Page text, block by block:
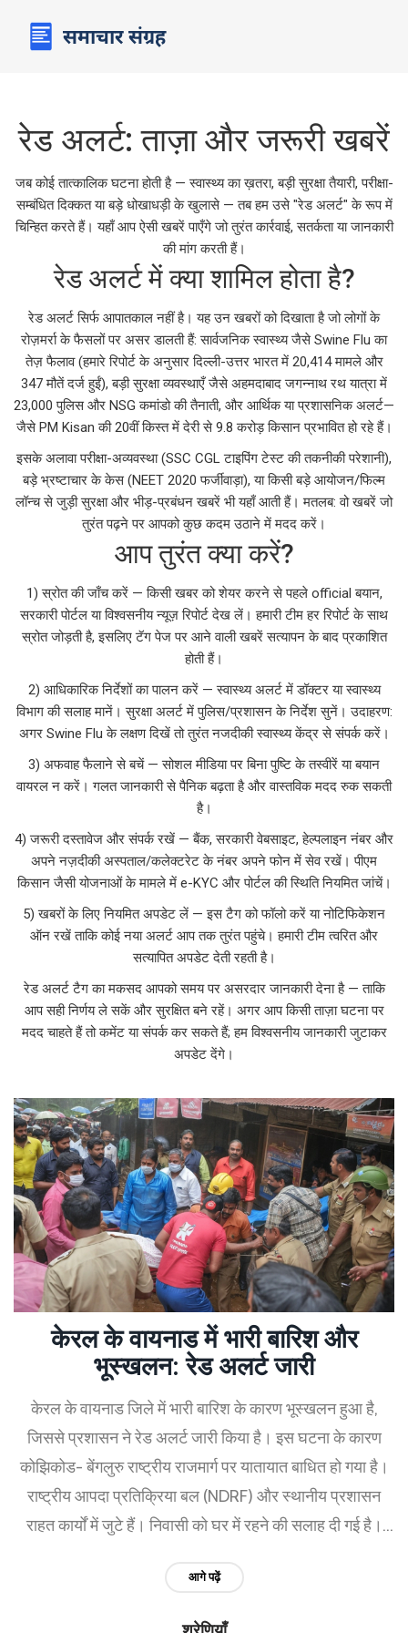
रेड अलर्ट: ताज़ा और जरूरी खबरें
जब कोई तात्कालिक घटना होती है — स्वास्थ्य का ख़तरा, बड़ी सुरक्षा तैयारी, परीक्षा-
सम्बंधित दिक्कत या बड़े धोखाधड़ी के खुलासे — तब हम उसे "रेड अलर्ट" के रूप में
चिन्हित करते हैं। यहाँ आप ऐसी खबरें पाएँगे जो तुरंत कार्रवाई, सतर्कता या जानकारी
की मांग करती हैं।
रेड अलर्ट में क्या शामिल होता है?
रेड अलर्ट सिर्फ आपातकाल नहीं है। यह उन खबरों को दिखाता है जो लोगों के
रोज़मर्रा के फैसलों पर असर डालती हैं: सार्वजनिक स्वास्थ्य जैसे Swine Flu का
तेज़ फैलाव (हमारे रिपोर्ट के अनुसार दिल्ली-उत्तर भारत में 20,414 मामले और
347 मौतें दर्ज हुईं), बड़ी सुरक्षा व्यवस्थाएँ जैसे अहमदाबाद जगन्नाथ रथ यात्रा में
23,000 पुलिस और NSG कमांडो की तैनाती, और आर्थिक या प्रशासनिक अलर्ट—
जैसे PM Kisan की 20वीं किस्त में देरी से 9.8 करोड़ किसान प्रभावित हो रहे हैं।
इसके अलावा परीक्षा-अव्यवस्था (SSC CGL टाइपिंग टेस्ट की तकनीकी परेशानी),
बड़े भ्रष्टाचार के केस (NEET 2020 फर्जीवाड़ा), या किसी बड़े आयोजन/फिल्म
लॉन्च से जुड़ी सुरक्षा और भीड़-प्रबंधन खबरें भी यहाँ आती हैं। मतलब: वो खबरें जो
तुरंत पढ़ने पर आपको कुछ कदम उठाने में मदद करें।
आप तुरंत क्या करें?
1) स्रोत की जाँच करें — किसी खबर को शेयर करने से पहले official बयान,
सरकारी पोर्टल या विश्वसनीय न्यूज़ रिपोर्ट देख लें। हमारी टीम हर रिपोर्ट के साथ
स्रोत जोड़ती है, इसलिए टॅग पेज पर आने वाली खबरें सत्यापन के बाद प्रकाशित
होती हैं।
2) आधिकारिक निर्देशों का पालन करें — स्वास्थ्य अलर्ट में डॉक्टर या स्वास्थ्य
विभाग की सलाह मानें। सुरक्षा अलर्ट में पुलिस/प्रशासन के निर्देश सुनें। उदाहरण:
अगर Swine Flu के लक्षण दिखें तो तुरंत नजदीकी स्वास्थ्य केंद्र से संपर्क करें।
3) अफवाह फैलाने से बचें — सोशल मीडिया पर बिना पुष्टि के तस्वीरें या बयान
वायरल न करें। गलत जानकारी से पैनिक बढ़ता है और वास्तविक मदद रुक सकती
है।
4) जरूरी दस्तावेज और संपर्क रखें — बैंक, सरकारी वेबसाइट, हेल्पलाइन नंबर और
अपने नज़दीकी अस्पताल/कलेक्टरेट के नंबर अपने फोन में सेव रखें। पीएम
किसान जैसी योजनाओं के मामले में e-KYC और पोर्टल की स्थिति नियमित जांचें।
5) खबरों के लिए नियमित अपडेट लें — इस टैग को फॉलो करें या नोटिफिकेशन
ऑन रखें ताकि कोई नया अलर्ट आप तक तुरंत पहुंचे। हमारी टीम त्वरित और
सत्यापित अपडेट देती रहती है।
रेड अलर्ट टैग का मकसद आपको समय पर असरदार जानकारी देना है — ताकि
आप सही निर्णय ले सकें और सुरक्षित बने रहें। अगर आप किसी ताज़ा घटना पर
मदद चाहते हैं तो कमेंट या संपर्क कर सकते हैं; हम विश्वसनीय जानकारी जुटाकर
अपडेट देंगे।
केरल के वायनाड में भारी बारिश और
भूस्खलन: रेड अलर्ट जारी
केरल के वायनाड जिले में भारी बारिश के कारण भूस्खलन हुआ है,
जिससे प्रशासन ने रेड अलर्ट जारी किया है। इस घटना के कारण
कोझिकोड- बेंगलुरु राष्ट्रीय राजमार्ग पर यातायात बाधित हो गया है।
राष्ट्रीय आपदा प्रतिक्रिया बल (NDRF) और स्थानीय प्रशासन
राहत कार्यों में जुटे हैं। निवासी को घर में रहने की सलाह दी गई है।
आगे पढ़ें